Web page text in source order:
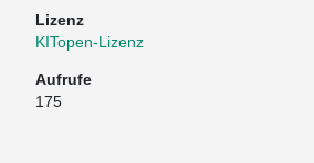
Lizenz
KITopen-Lizenz
Aufrufe
175